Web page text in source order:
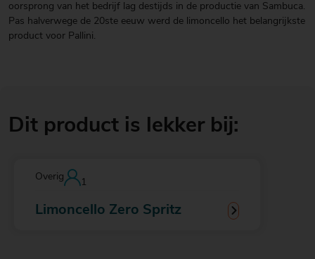
oorsprong van het bedrijf lag destijds in de productie van Sambuca.
Pas halverwege de 20ste eeuw werd de limoncello het belangrijkste
product voor Pallini.
Dit product is lekker bij:
Overig
1
Limoncello Zero Spritz